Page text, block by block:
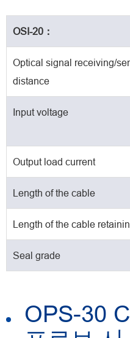
OSI-20：
Optical signal receiving/
distance
Input voltage
Output load current
Length of the cable
Length of the cable
Seal grade
OPS-30